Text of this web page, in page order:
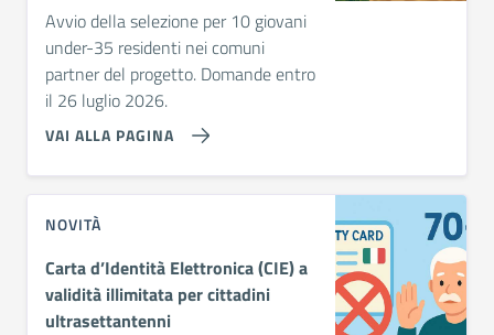
Avvio della selezione per 10 giovani
under-35 residenti nei comuni
partner del progetto. Domande entro
il 26 luglio 2026.
VAI ALLA PAGINA
NOVITÀ
Carta d’Identità Elettronica (CIE) a
validità illimitata per cittadini
ultrasettantenni